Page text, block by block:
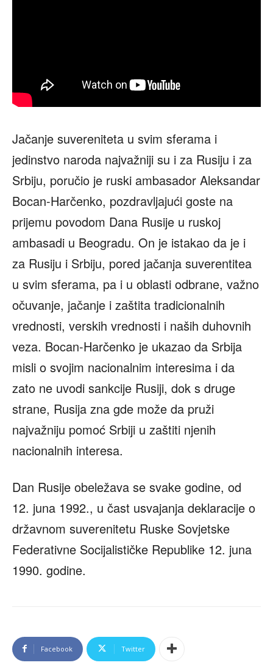
Jačanje suvereniteta u svim sferama i
jedinstvo naroda najvažniji su i za Rusiju i za
Srbiju, poručio je ruski ambasador Aleksandar
Bocan-Harčenko, pozdravljajući goste na
prijemu povodom Dana Rusije u ruskoj
ambasadi u Beogradu. On je istakao da je i
za Rusiju i Srbiju, pored jačanja suverentitea
u svim sferama, pa i u oblasti odbrane, važno
očuvanje, jačanje i zaštita tradicionalnih
vrednosti, verskih vrednosti i naših duhovnih
veza. Bocan-Harčenko je ukazao da Srbija
misli o svojim nacionalnim interesima i da
zato ne uvodi sankcije Rusiji, dok s druge
strane, Rusija zna gde može da pruži
najvažniju pomoć Srbiji u zaštiti njenih
nacionalnih interesa.
Dan Rusije obeležava se svake godine, od
12. juna 1992., u čast usvajanja deklaracije o
državnom suverenitetu Ruske Sovjetske
Federativne Socijalističke Republike 12. juna
1990. godine.
Facebook Twitter